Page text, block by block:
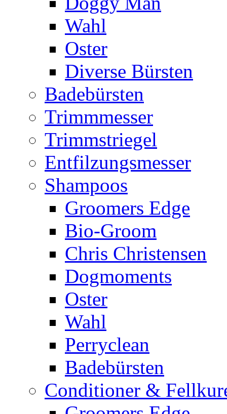
Wahl
Oster
Diverse Bürsten
Badebürsten
Trimmmesser
Trimmstriegel
Entfilzungsmesser
Shampoos
Groomers Edge
Bio-Groom
Chris Christensen
Dogmoments
Oster
Wahl
Perryclean
Badebürsten
Conditioner &